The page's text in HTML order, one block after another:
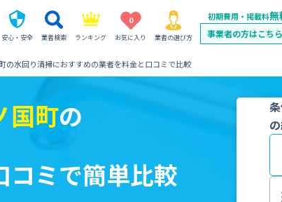
安心・安全 業者検索 ランキング
0
お気に入り 業者の選び方
初期費用・掲載料無
事業者の方はこちら
の水回り清掃におすすめの業者を料金と口コミで比較
国町の
コミで簡単比較